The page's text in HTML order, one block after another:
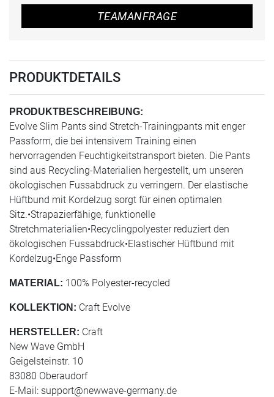
TEAMANFRAGE
PRODUKTDETAILS
PRODUKTBESCHREIBUNG:
Evolve Slim Pants sind Stretch-Trainingpants mit enger
Passform, die bei intensivem Training einen
hervorragenden Feuchtigkeitstransport bieten. Die Pants
sind aus Recycling-Materialien hergestellt, um unseren
ökologischen Fussabdruck zu verringern. Der elastische
Hüftbund mit Kordelzug sorgt für einen optimalen
Sitz.•Strapazierfähige, funktionelle
Stretchmaterialien•Recyclingpolyester reduziert den
ökologischen Fussabdruck•Elastischer Hüftbund mit
Kordelzug•Enge Passform
MATERIAL: 100% Polyester-recycled
KOLLEKTION: Craft Evolve
HERSTELLER: Craft
New Wave GmbH
Geigelsteinstr. 10
83080 Oberaudorf
E-Mail: support@newwave-germany.de